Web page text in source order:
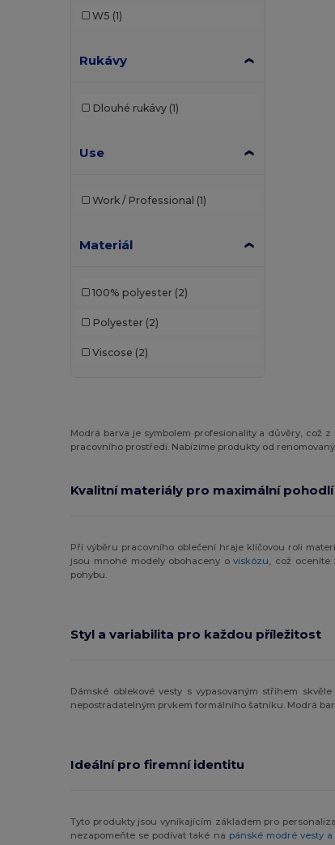
W5 (1)
Rukávy
Dlouhé rukávy (1)
Use
Work / Professional (1)
Materiál
100% polyester (2)
Polyester (2)
Viscose (2)
Modrá barva je symbolem profesionality a důvěry, což
pracovního prostředí. Nabízíme produkty od
Kvalitní materiály pro maximální pohodlí
Při výběru pracovního oblečení hraje klíčovou roli
jsou mnohé modely obohaceny oviskózu, což oceníte
pohybu.
Styl a variabilita pro každou příležitost
Dámské oblekové vesty s vypasovaným střihem
nepostradatelným prvkem formálního šatníku. Modrá
Ideální pro firemní identitu
Tyto produkty jsou vynikajícím základem pro
nezapomeňte se podívat také na pánské modré vesty a